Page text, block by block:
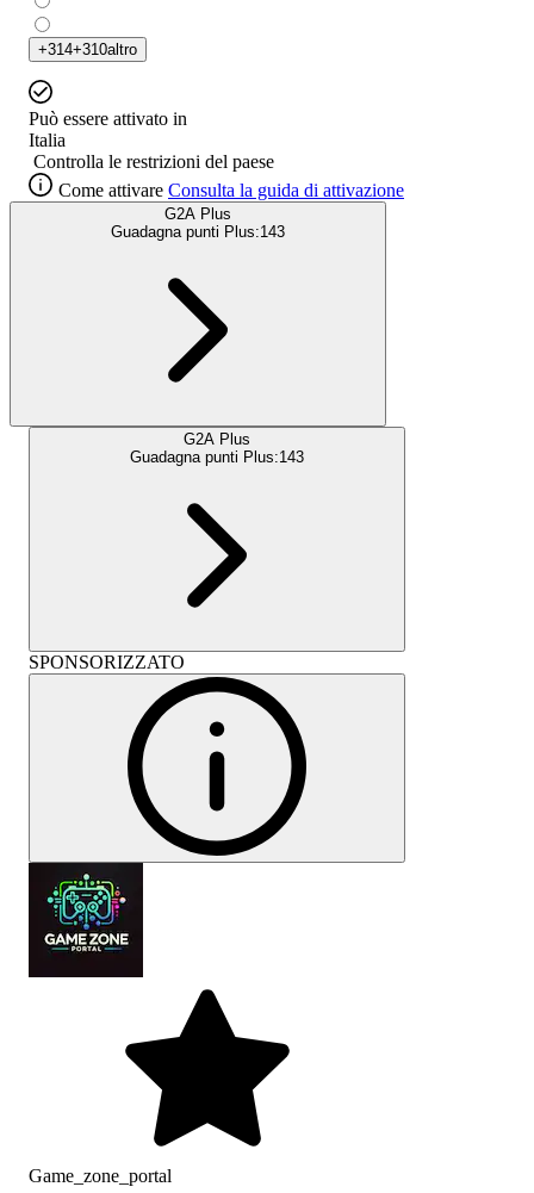
+314+310altro
Può essere attivato in
Italia
Controlla le restrizioni del paese
Come attivare Consulta la guida di attivazione
G2A Plus
Guadagna punti Plus:143
G2A Plus
Guadagna punti Plus:143
SPONSORIZZATO
Game_zone_portal